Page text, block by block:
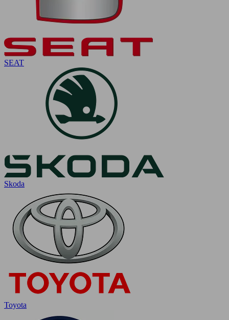
SEAT
Skoda
Toyota